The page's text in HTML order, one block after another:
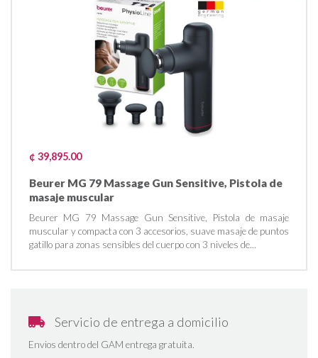
¢ 39,895.00
Beurer MG 79 Massage Gun Sensitive, Pistola de
masaje muscular
Beurer MG 79 Massage Gun Sensitive, Pistola de masaje
muscular y compacta con 3 accesorios, suave masaje de puntos
gatillo para zonas sensibles del cuerpo con 3 niveles de...
Servicio de entrega a domicilio
Envios dentro del GAM entrega gratuita.